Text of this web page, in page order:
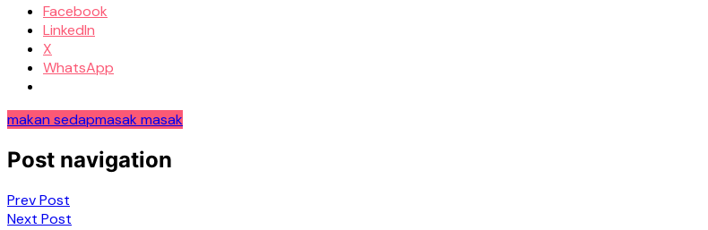
Facebook
LinkedIn
X
WhatsApp
makan sedapmasak masak
Post navigation
Prev Post
Next Post